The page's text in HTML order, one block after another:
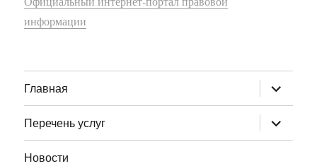
информации
Главная раскрыть
дочернее
меню
Перечень услуг
раскрыть
дочернее
меню
Новости